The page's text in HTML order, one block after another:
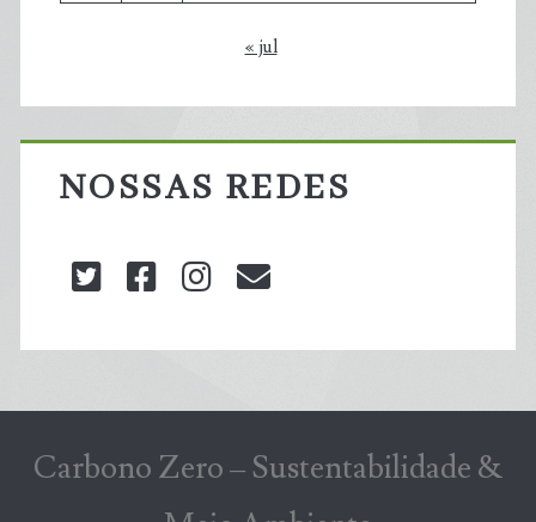
« jul
NOSSAS REDES
twitterfacebookinstagram
Carbono Zero – Sustentabilidade &